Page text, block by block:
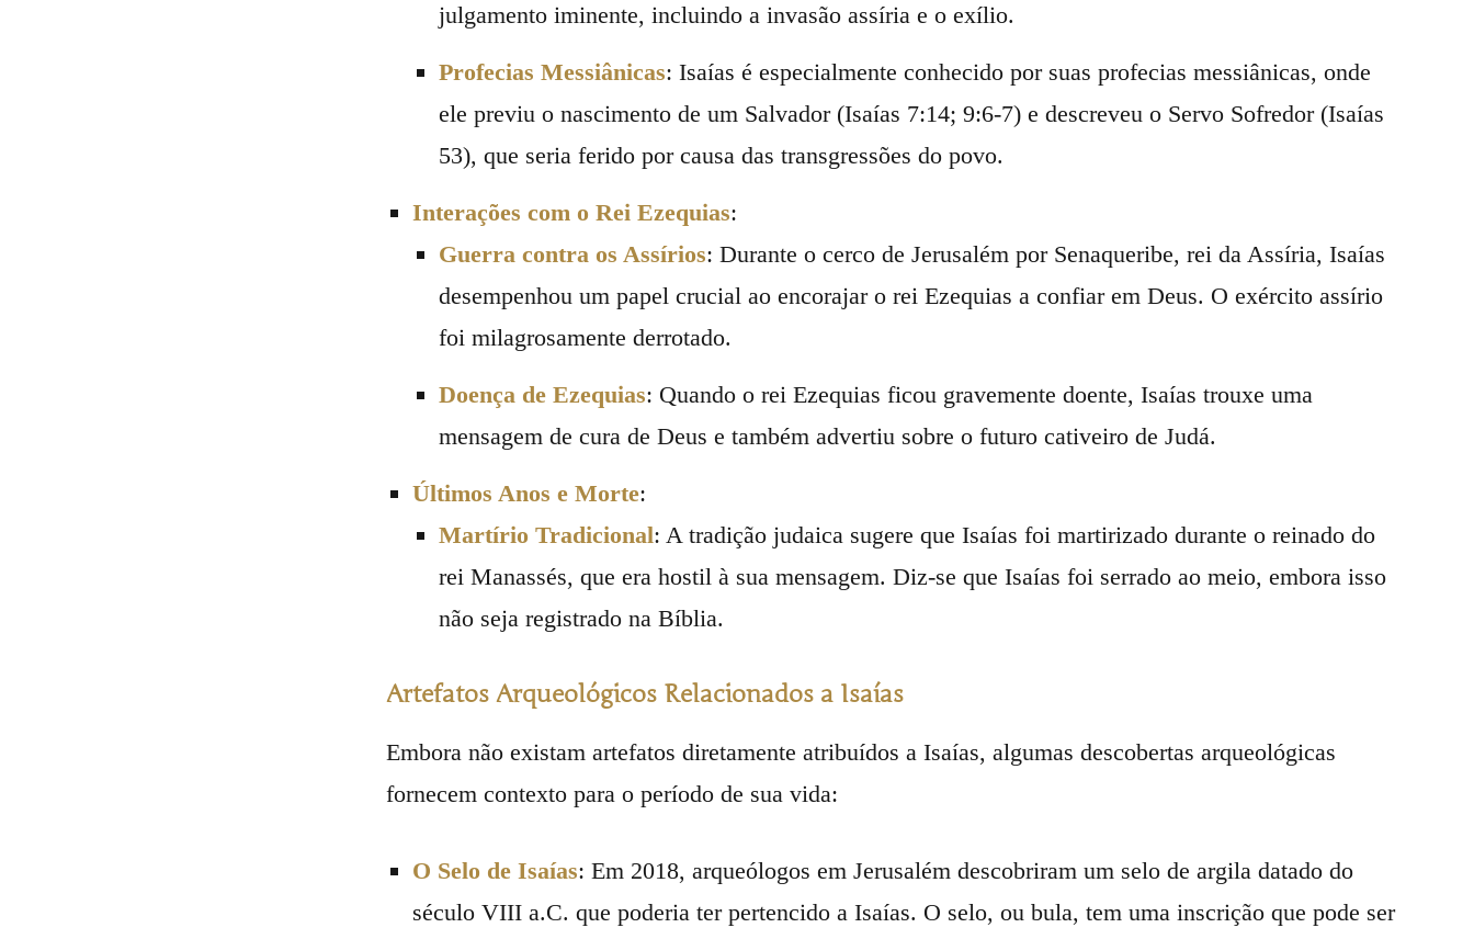
julgamento iminente, incluindo a invasão assíria e o exílio.
Profecias Messiânicas: Isaías é especialmente conhecido por suas profecias messiânicas, onde
ele previu o nascimento de um Salvador (Isaías 7:14; 9:6-7) e descreveu o Servo Sofredor (Isaías
53), que seria ferido por causa das transgressões do povo.
Interações com o Rei Ezequias:
Guerra contra os Assírios: Durante o cerco de Jerusalém por Senaqueribe, rei da Assíria, Isaías
desempenhou um papel crucial ao encorajar o rei Ezequias a confiar em Deus. O exército assírio
foi milagrosamente derrotado.
Doença de Ezequias: Quando o rei Ezequias ficou gravemente doente, Isaías trouxe uma
mensagem de cura de Deus e também advertiu sobre o futuro cativeiro de Judá.
Últimos Anos e Morte:
Martírio Tradicional: A tradição judaica sugere que Isaías foi martirizado durante o reinado do
rei Manassés, que era hostil à sua mensagem. Diz-se que Isaías foi serrado ao meio, embora isso
não seja registrado na Bíblia.
Artefatos Arqueológicos Relacionados a Isaías
Embora não existam artefatos diretamente atribuídos a Isaías, algumas descobertas arqueológicas
fornecem contexto para o período de sua vida:
O Selo de Isaías: Em 2018, arqueólogos em Jerusalém descobriram um selo de argila datado do
século VIII a.C. que poderia ter pertencido a Isaías. O selo, ou bula, tem uma inscrição que pode ser